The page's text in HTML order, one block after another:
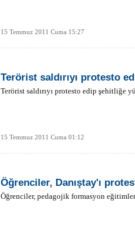
15 Temmuz 2011 Cuma 15:27
Terörist saldırıyı protesto
Terörist saldırıyı protesto edip şehitliğe
15 Temmuz 2011 Cuma 01:12
Öğrenciler, Danıştay'ı
Öğrenciler, pedagojik formasyon